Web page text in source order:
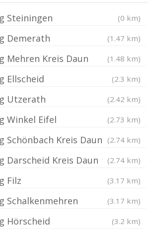
Steiningen (0 km)
Demerath (1.47 km)
Mehren Kreis Daun (1.48 km)
Ellscheid (2.3 km)
Utzerath (2.42 km)
Winkel Eifel (2.73 km)
Schönbach Kreis Daun (2.74 km)
Darscheid Kreis Daun (2.74 km)
Filz (3.17 km)
Schalkenmehren (3.17 km)
Hörscheid (3.2 km)